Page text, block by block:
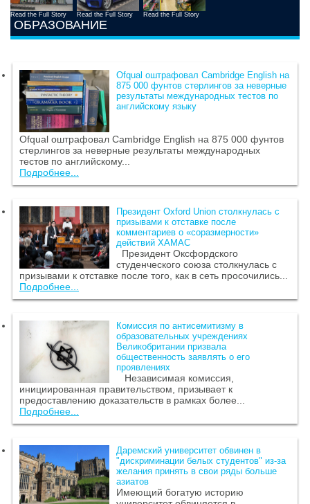
Read the Full Story Read the Full Story Read the Full Story
ОБРАЗОВАНИЕ
Ofqual оштрафовал Cambridge English на
875 000 фунтов стерлингов за неверные
результаты международных тестов по
английскому языку
Ofqual оштрафовал Cambridge English на 875 000 фунтов
стерлингов за неверные результаты международных
тестов по английскому...
Подробнее...
Президент Oxford Union столкнулась с
призывами к отставке после
комментариев о «соразмерности»
действий ХАМАС
Президент Оксфордского
студенческого союза столкнулась с
призывами к отставке после того, как в сеть просочились...
Подробнее...
Комиссия по антисемитизму в
образовательных учреждениях
Великобритании призвала
общественность заявлять о его
проявлениях
Независимая комиссия,
инициированная правительством, призывает к
предоставлению доказательств в рамках более...
Подробнее...
Даремский университет обвинен в
"дискриминации белых студентов" из-за
желания принять в свои ряды больше
азиатов
Имеющий богатую историю